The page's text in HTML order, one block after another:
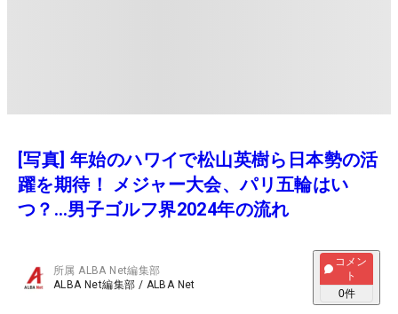
[写真] 年始のハワイで松山英樹ら日本勢の活
躍を期待！ メジャー大会、パリ五輪はい
つ？…男子ゴルフ界2024年の流れ
所属ALBA Net編集部
ALBA Net編集部 / ALBA Net
コメン
ト
0件